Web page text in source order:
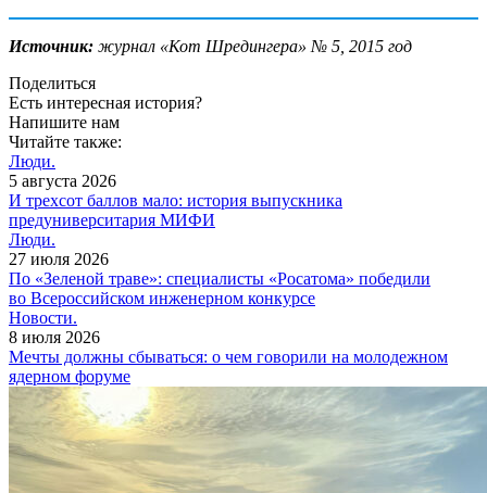
Источник: журнал «Кот Шредингера» № 5, 2015 год
Поделиться
Есть интересная история?
Напишите нам
Читайте также:
Люди.
5 августа 2026
И трехсот баллов мало: история выпускника
предуниверситария МИФИ
Люди.
27 июля 2026
По «Зеленой траве»: специалисты «Росатома» победили
во Всероссийском инженерном конкурсе
Новости.
8 июля 2026
Мечты должны сбываться: о чем говорили на молодежном
ядерном форуме